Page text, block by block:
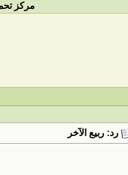
مركز
رد: ربيع الآخر